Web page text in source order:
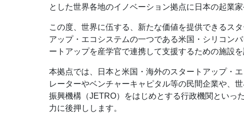
とした世界各地のイノベーション拠点に日本の起業
この度、世界に伍する、新たな価値を提供できるス
アップ・エコシステムの一つである米国・シリコン
ートアップを産学官で連携して支援するための施設を
本拠点では、日本と米国・海外のスタートアップ・
レーターやベンチャーキャピタル等の民間企業や、
振興機構（JETRO）をはじめとする行政機関といっ
力に後押しします。